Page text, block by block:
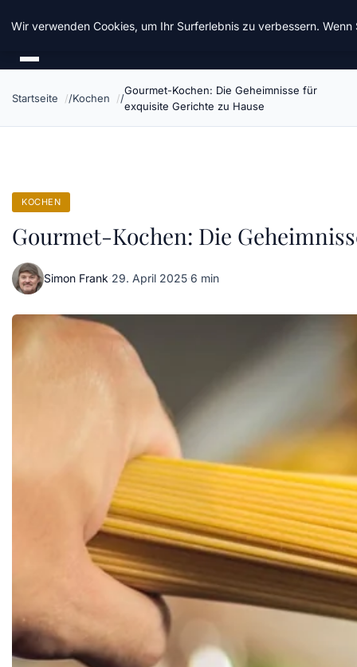
Chinavisum24
Startseite Kochen
Gourmet-Kochen: Die Geheimnisse für
exquisite Gerichte zu Hause
KOCHEN
Gourmet-Kochen: Die
Simon Frank·29. April 2025·6 min
Wir verwenden Cookies, um Ihr Surferlebnis zu verbessern.